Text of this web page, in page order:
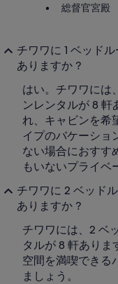
総督官宮殿
チワワに 1 ベッド
ありますか ?
はい。チワワには
ンレンタルが 8 軒
れ、キャビンを希
イプのバケーショ
ない場合におすす
もいないプライベ
チワワに 2 ベッド
ありますか ?
チワワには、2 ベ
タルが 8 軒ありま
空間を満喫できる
ましょう。